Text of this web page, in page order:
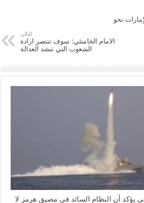
نحو
التالي
الامام الخامنئي: سوف تنتصر ارادة
الشعوب التي تنشد العدالة
يؤكد أن النظام السائد في مضيق هرمز لا